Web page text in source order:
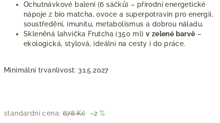
Ochutnávkové balení (6 sáčků) – přírodní energetické
nápoje z bio matcha, ovoce a superpotravin pro energii,
soustředění, imunitu, metabolismus a dobrou náladu.
Skleněná lahvička Frutcha (350 ml) v zelené barvě –
ekologická, stylová, ideální na cesty i do práce.
Minimální trvanlivost: 31.5.2027
standardní cena: 678 Kč –2 %